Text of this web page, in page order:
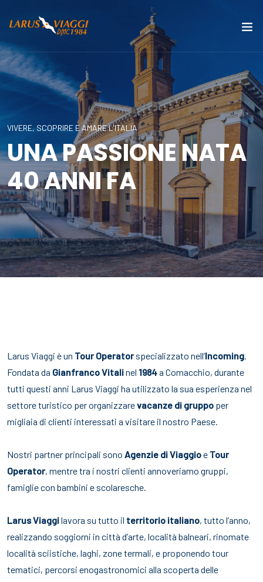
VIVERE, SCOPRIRE E AMARE L'ITALIA
UNA PASSIONE NATA
40 ANNI FA
Larus Viaggi è un Tour Operatorspecializzato nell’Incoming.
Fondata da Gianfranco Vitalinel 1984a Comacchio, durante
tutti questi anni Larus Viaggi ha utilizzato la sua esperienza nel
settore turistico per organizzarevacanze di gruppo per
migliaia di clienti interessati a visitare il nostro Paese.
Nostri partner principali sono Agenzie di Viaggioe Tour
Operator, mentre tra i nostri clienti annoveriamo gruppi,
famiglie con bambini e scolaresche.
Larus Viaggilavora su tutto il territorio italiano, tutto l’anno,
realizzando soggiorni in città d’arte, località balneari, rinomate
località sciistiche, laghi, zone termali, e proponendo tour
tematici, percorsi enogastronomici alla scoperta delle